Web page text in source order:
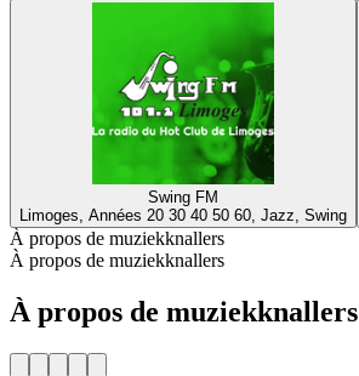
Swing FM
Limoges, Années 20 30 40 50 60, Jazz, Swing
À propos de muziekknallers
À propos de muziekknallers
À propos de muziekknallers